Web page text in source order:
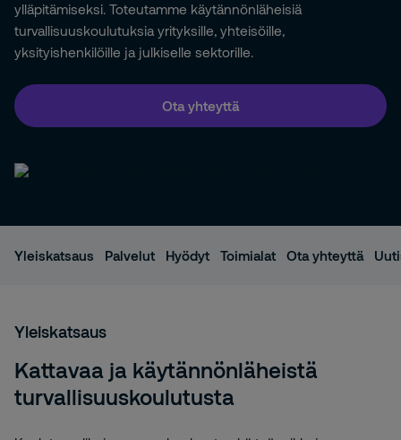
ylläpitämiseksi. Toteutamme käytännönläheisiä
turvallisuuskoulutuksia yrityksille, yhteisöille,
yksityishenkilöille ja julkiselle sektorille.
Ota yhteyttä
Yleiskatsaus Palvelut Hyödyt Toimialat Ota yhteyttä
Yleiskatsaus
Kattavaa ja käytännönläheistä
turvallisuuskoulutusta